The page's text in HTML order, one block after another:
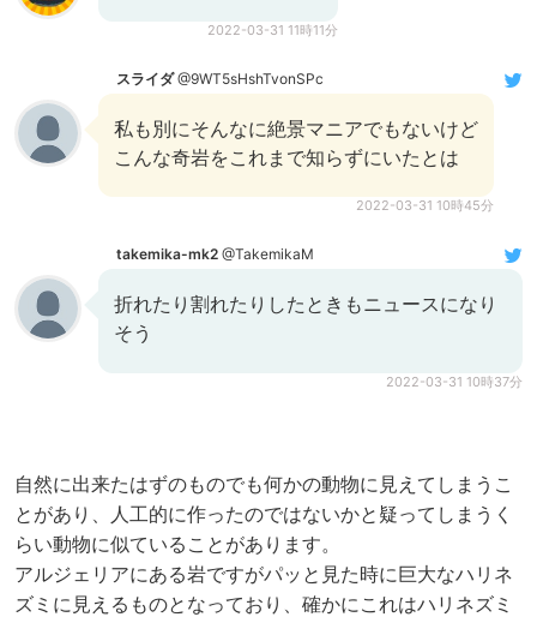
2022-03-31 11時11分
スライダ@9WT5sHshTvonSPc
私も別にそんなに絶景マニアでもないけど
こんな奇岩をこれまで知らずにいたとは
2022-03-31 10時45分
takemika-mk2 @TakemikaM
折れたり割れたりしたときもニュースになり
そう
2022-03-31 10時37分
自然に出来たはずのものでも何かの動物に見えてしまうこ
とがあり、人工的に作ったのではないかと疑ってしまうく
らい動物に似ていることがあります。
アルジェリアにある岩ですがパッと見た時に巨大なハリネ
ズミに見えるものとなっており、確かにこれはハリネズミ